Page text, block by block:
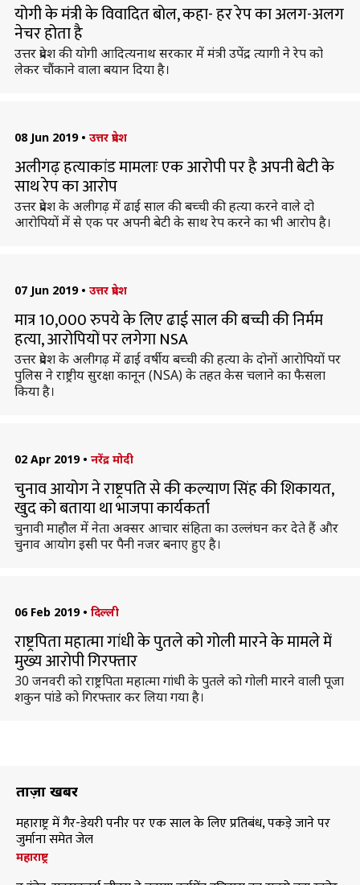
योगी के मंत्री के विवादित बोल, कहा- हर रेप का अलग-अलग
नेचर होता है
उत्तर प्रदेश की योगी आदित्यनाथ सरकार में मंत्री उपेंद्र त्यागी ने रेप को
लेकर चौंकाने वाला बयान दिया है।
08 Jun 2019 • उत्तर प्रदेश
अलीगढ़ हत्याकांड मामलाः एक आरोपी पर है अपनी बेटी के
साथ रेप का आरोप
उत्तर प्रदेश के अलीगढ़ में ढाई साल की बच्ची की हत्या करने वाले दो
आरोपियों में से एक पर अपनी बेटी के साथ रेप करने का भी आरोप है।
07 Jun 2019 • उत्तर प्रदेश
मात्र 10,000 रुपये के लिए ढाई साल की बच्ची की निर्मम
हत्या, आरोपियों पर लगेगा NSA
उत्तर प्रदेश के अलीगढ़ में ढाई वर्षीय बच्ची की हत्या के दोनों आरोपियों पर
पुलिस ने राष्ट्रीय सुरक्षा कानून (NSA) के तहत केस चलाने का फैसला
किया है।
02 Apr 2019 • नरेंद्र मोदी
चुनाव आयोग ने राष्ट्रपति से की कल्याण सिंह की शिकायत,
खुद को बताया था भाजपा कार्यकर्ता
चुनावी माहौल में नेता अक्सर आचार संहिता का उल्लंघन कर देते हैं और
चुनाव आयोग इसी पर पैनी नजर बनाए हुए है।
06 Feb 2019 • दिल्ली
राष्ट्रपिता महात्मा गांधी के पुतले को गोली मारने के मामले में
मुख्य आरोपी गिरफ्तार
30 जनवरी को राष्ट्रपिता महात्मा गांधी के पुतले को गोली मारने वाली पूजा
शकुन पांडे को गिरफ्तार कर लिया गया है।
ताज़ा खबरें
महाराष्ट्र में गैर-डेयरी पनीर पर एक साल के लिए प्रतिबंध, पकड़े जाने पर
जुर्माना समेत जेल
महाराष्ट्र